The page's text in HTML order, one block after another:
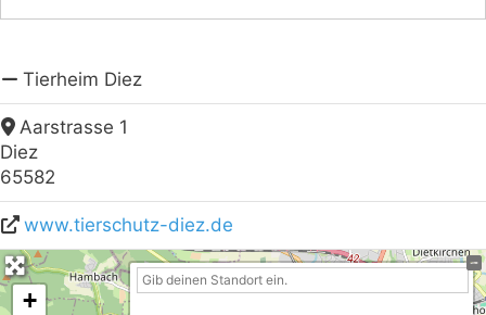
Tierheim Diez
Aarstrasse 1
Diez
65582
www.tierschutz-diez.de
+